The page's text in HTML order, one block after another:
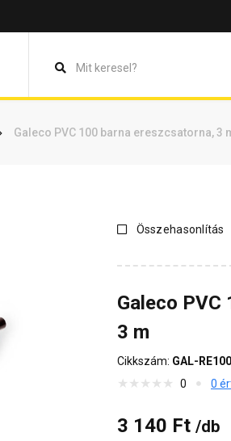
Galeco PVC 100 barna ereszcsatorna, 3
Vásárlói vélemények
Összehasonlítás
Galeco
3 m
Cikkszám: GAL-
0
0
3 140 Ft /db